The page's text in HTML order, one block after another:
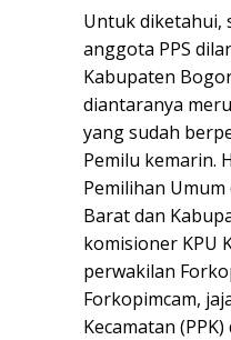
Untuk diketahui,
anggota PPS
Kabupaten
diantaranya
yang sudah
Pemilu kemarin.
Pemilihan Umum
Barat dan
komisioner KPU
perwakilan
Forkopimcam,
Kecamatan